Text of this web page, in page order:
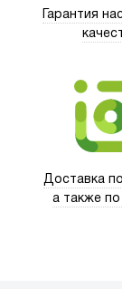
Гарантия
Доставка
а также